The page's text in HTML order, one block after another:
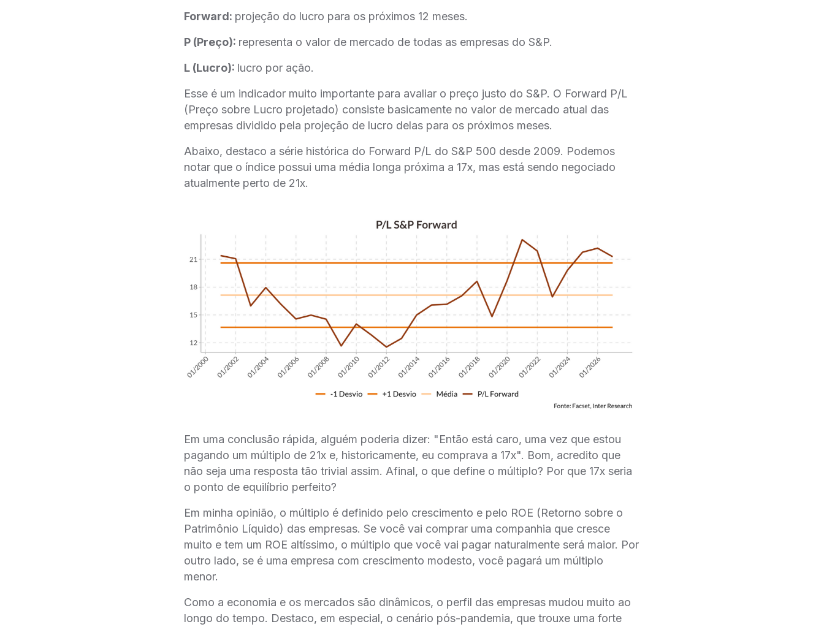
Forward: projeção do lucro para os próximos 12 meses.
P (Preço): representa o valor de mercado de todas as empresas do S&P.
L (Lucro): lucro por ação.
Esse é um indicador muito importante para avaliar o preço justo do S&P. O Forward P/L
(Preço sobre Lucro projetado) consiste basicamente no valor de mercado atual das
empresas dividido pela projeção de lucro delas para os próximos meses.
Abaixo, destaco a série histórica do Forward P/L do S&P 500 desde 2009. Podemos
notar que o índice possui uma média longa próxima a 17x, mas está sendo negociado
atualmente perto de 21x.
Em uma conclusão rápida, alguém poderia dizer: "Então está caro, uma vez que estou
pagando um múltiplo de 21x e, historicamente, eu comprava a 17x". Bom, acredito que
não seja uma resposta tão trivial assim. Afinal, o que define o múltiplo? Por que 17x seria
o ponto de equilíbrio perfeito?
Em minha opinião, o múltiplo é definido pelo crescimento e pelo ROE (Retorno sobre o
Patrimônio Líquido) das empresas. Se você vai comprar uma companhia que cresce
muito e tem um ROE altíssimo, o múltiplo que você vai pagar naturalmente será maior. Por
outro lado, se é uma empresa com crescimento modesto, você pagará um múltiplo
menor.
Como a economia e os mercados são dinâmicos, o perfil das empresas mudou muito ao
longo do tempo. Destaco, em especial, o cenário pós-pandemia, que trouxe uma forte